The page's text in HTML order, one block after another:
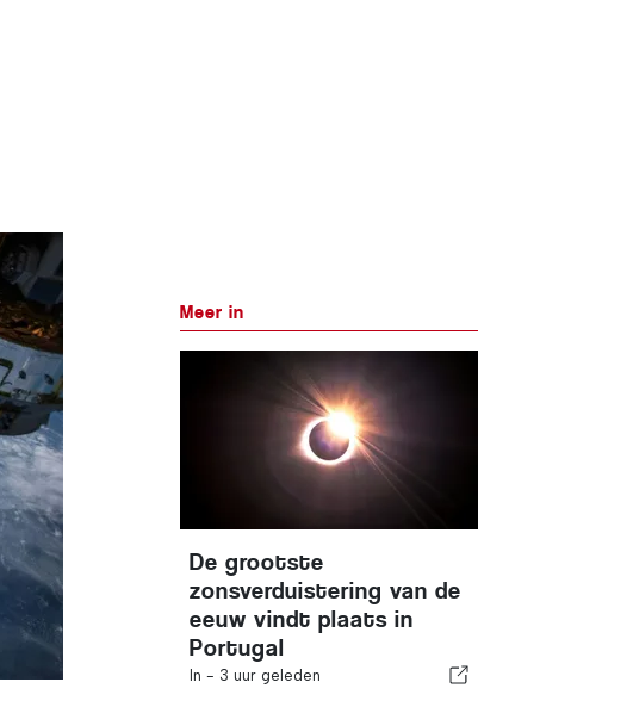
Meer in
De grootste
zonsverduistering van de
eeuw vindt plaats in
Portugal
In - 3 uur geleden